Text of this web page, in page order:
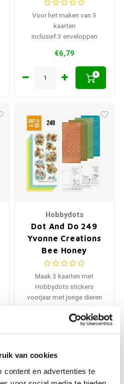
van cookies
content en advertenties te
Voor het maken van 3
kaarten
inclusief 3 enveloppen
€6,79
+
Hobbydots
Dot And Do 249
Yvonne Creations
Bee Honey
Maak 3 kaarten met
Hobbydots stickers
voorjaar met jonge dieren
€5,89